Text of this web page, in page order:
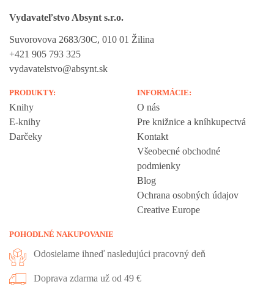
Vydavateľstvo Absynt s.r.o.
Suvorovova 2683/30C, 010 01 Žilina
+421 905 793 325
vydavatelstvo@absynt.sk
PRODUKTY:
Knihy
E-knihy
Darčeky
INFORMÁCIE:
O nás
Pre knižnice a kníhkupectvá
Kontakt
Všeobecné obchodné
podmienky
Blog
Ochrana osobných údajov
Creative Europe
POHODLNÉ NAKUPOVANIE
Odosielame ihneď nasledujúci pracovný deň
Doprava zdarma už od 49 €